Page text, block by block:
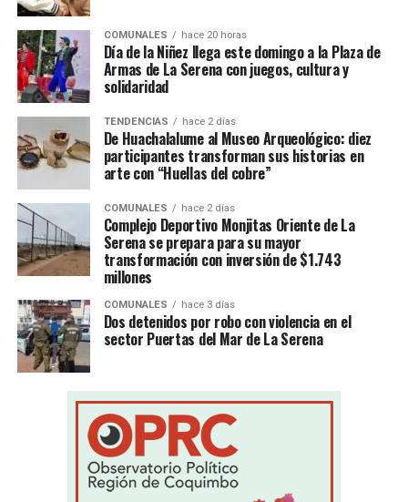
COMUNALES hace 20 horas
Día de la Niñez llega este domingo a la Plaza de
Armas de La Serena con juegos, cultura y
solidaridad
TENDENCIAS hace 2 días
De Huachalalume al Museo Arqueológico: diez
participantes transforman sus historias en
arte con “Huellas del cobre”
COMUNALES hace 2 días
Complejo Deportivo Monjitas Oriente de La
Serena se prepara para su mayor
transformación con inversión de $1.743
millones
COMUNALES hace 3 días
Dos detenidos por robo con violencia en el
sector Puertas del Mar de La Serena